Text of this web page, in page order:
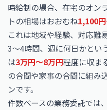
時給制の場合、在宅のオン
トの相場はおおむね1,100
これは地域や経験、対応難
3〜4時間、週に何日かとい
は3万円〜8万円程度に収ま
の合間や家事の合間に組み
ンです。
件数ベースの業務委託では